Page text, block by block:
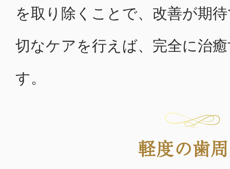
を取り除くことで、改善が期
切なケアを行えば、完全に治
す。
軽度の歯